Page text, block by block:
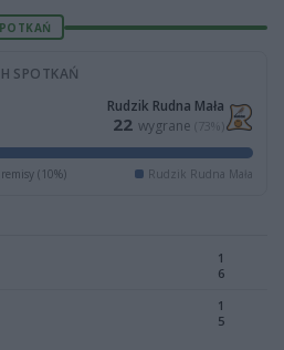
SPOTKAŃ
Rudzik Rudna Mała
22 wygrane (73%)
remisy (10%) Rudzik Rudna Mała
1
6
1
5